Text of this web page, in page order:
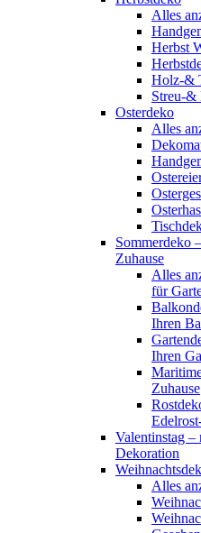
Alles
Herbst
Holz-&
Streu-&
Osterdeko
Alles
Sommerdeko
Zuhause
Alles
für
Ihren
Ihren
Zuhause
Valentinstag –
Dekoration
Alles